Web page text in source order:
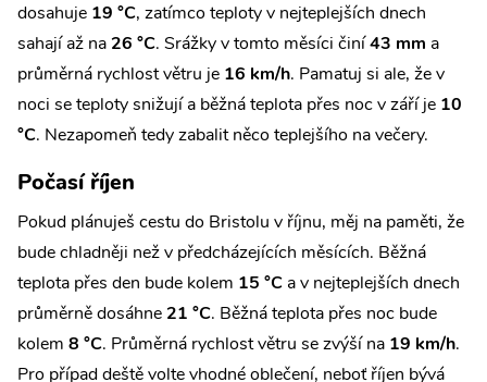
dosahuje 19 °C, zatímco teploty v nejteplejších dnech
sahají až na 26 °C. Srážky v tomto měsíci činí43 mm a
průměrná rychlost větru je 16 km/h. Pamatuj si ale, že v
noci se teploty snižují a běžná teplota přes noc v září je 10
°C. Nezapomeň tedy zabalit něco teplejšího na večery.
Počasí říjen
Pokud plánuješ cestu do Bristolu v říjnu, měj na paměti, že
bude chladněji než v předcházejících měsících. Běžná
teplota přes den bude kolem 15 °C a v nejteplejších dnech
průměrně dosáhne 21 °C. Běžná teplota přes noc bude
kolem 8 °C. Průměrná rychlost větru se zvýší na 19 km/h.
Pro případ deště volte vhodné oblečení, neboť říjen bývá